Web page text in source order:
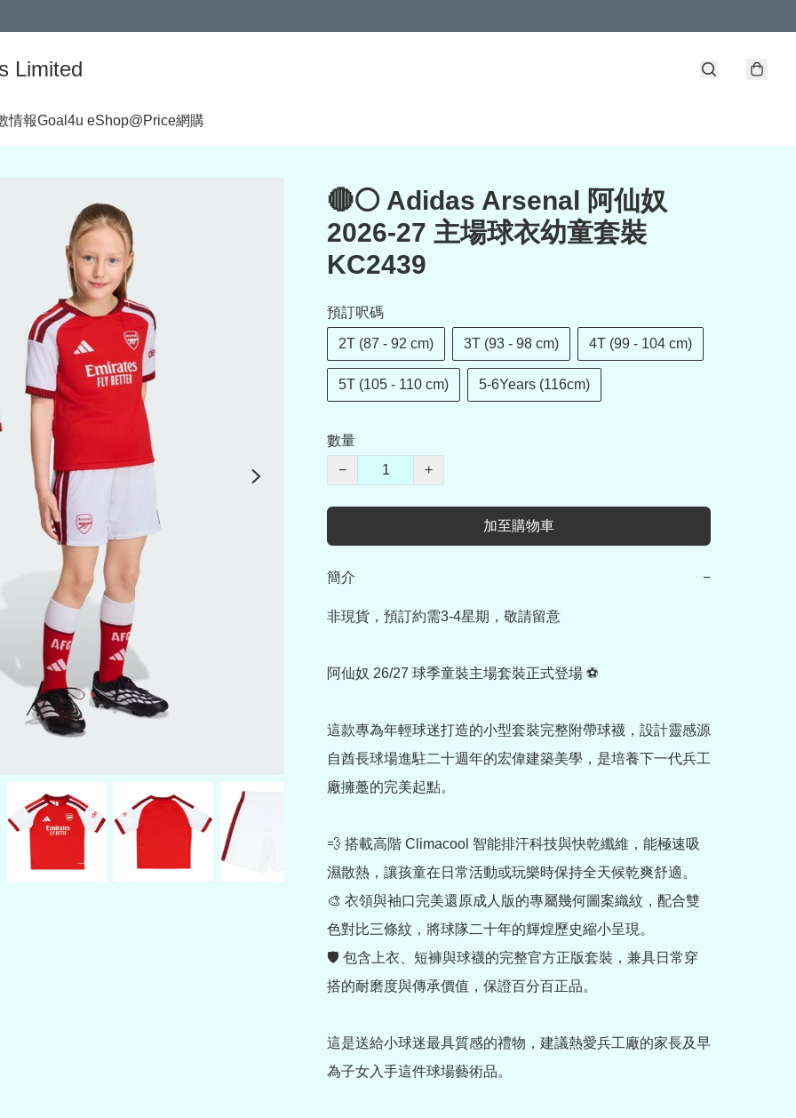
Limited
情報Goal4u eShop@Price網購
🔴⚪ Adidas Arsenal 阿仙奴
2026-27 主場球衣幼童套裝
KC2439
預訂呎碼
2T (87 - 92 cm) 3T (93 - 98 cm) 4T (99 - 104 cm)
5T (105 - 110 cm) 5-6Years (116cm)
數量
−
+
加至購物車
簡介 −
非現貨，預訂約需3-4星期，敬請留意
阿仙奴 26/27 球季童裝主場套裝正式登場 ⚽
這款專為年輕球迷打造的小型套裝完整附帶球襪，設計靈感源
自酋長球場進駐二十週年的宏偉建築美學，是培養下一代兵工
廠擁躉的完美起點。
💨 搭載高階 Climacool 智能排汗科技與快乾纖維，能極速吸
濕散熱，讓孩童在日常活動或玩樂時保持全天候乾爽舒適。
🎨 衣領與袖口完美還原成人版的專屬幾何圖案織紋，配合雙
色對比三條紋，將球隊二十年的輝煌歷史縮小呈現。
🛡 包含上衣、短褲與球襪的完整官方正版套裝，兼具日常穿
搭的耐磨度與傳承價值，保證百分百正品。
這是送給小球迷最具質感的禮物，建議熱愛兵工廠的家長及早
為子女入手這件球場藝術品。